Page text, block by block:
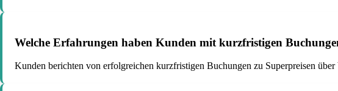
Welche Erfahrungen haben Kunden mit kurzfristigen
Kunden berichten von erfolgreichen kurzfristigen Buchungen zu Superpreisen